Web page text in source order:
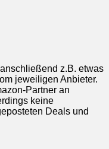
z.B. etwas
jeweiligen Anbieter.
Partner an
keine
Deals und